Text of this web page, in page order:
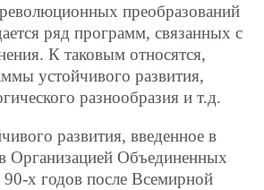
преобразований
ряд программ, связанных с
К таковым относятся,
устойчивого развития,
разнообразия и т.д.
развития, введенное в
Организацией Объединенных
х годов после Всемирной